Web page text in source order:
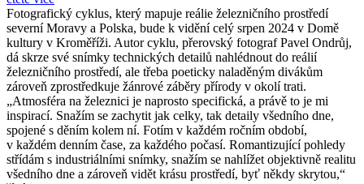
Fotografický cyklus, který mapuje reálie železničního prostředí
severní Moravy a Polska, bude k vidění celý srpen 2024 v Domě
kultury v Kroměříži. Autor cyklu, přerovský fotograf Pavel Ondrůj,
dá skrze své snímky technických detailů nahlédnout do reálií
železničního prostředí, ale třeba poeticky naladěným divákům
zároveň zprostředkuje žánrové záběry přírody v okolí trati.
„Atmosféra na železnici je naprosto specifická, a právě to je mi
inspirací. Snažím se zachytit jak celky, tak detaily všedního dne,
spojené s děním kolem ní. Fotím v každém ročním období,
v každém denním čase, za každého počasí. Romantizující pohledy
střídám s industriálními snímky, snažím se nahlížet objektivně realitu
všedního dne a zároveň vidět krásu prostředí, byť někdy skrytou,“